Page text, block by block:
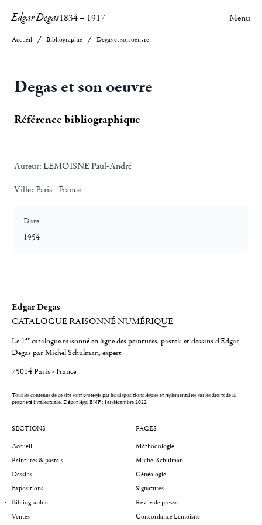
Edgar Degas1834– 1917 Menu
Accueil Bibliographie Degas et son oeuvre
Degas et son oeuvre
Référence bibliographique
Auteur: LEMOISNE Paul-André
Ville: Paris - France
Date
1954
Edgar Degas
CATALOGUE RAISONNÉ NUMÉRIQUE
Le 1er catalogue raisonné en ligne des peintures, pastels et dessins d'Edgar
Degas par Michel Schulman, expert
75014 Paris - France
Tous les contenus de ce site sont protégés par les dispositions légales et réglementaires sur les droits de la
propriété intellectuelle.Dépot légal BNF : 1er décembre 2022
SECTIONS
Accueil
Peintures & pastels
Dessins
Expositions
Bibliographie
Ventes
PAGES
Méthodologie
Michel Schulman
Généalogie
Signatures
Revue de presse
Concordance Lemoisne